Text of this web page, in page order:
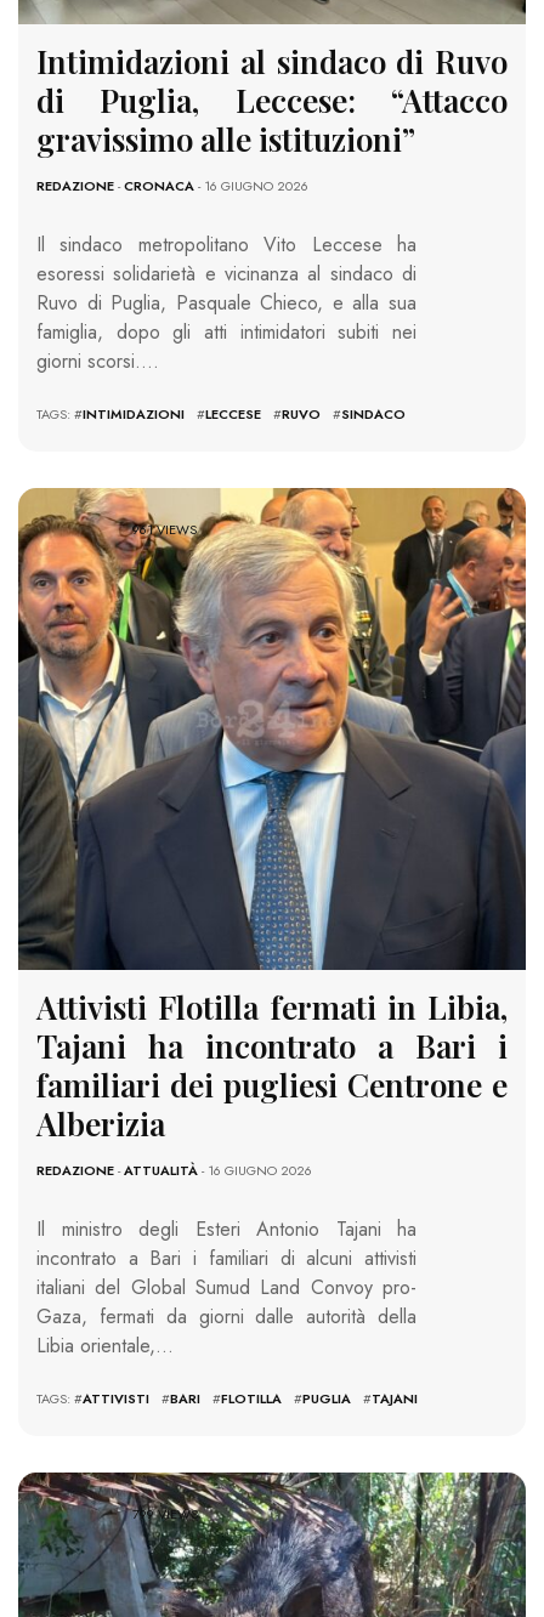
Intimidazioni al sindaco di Ruvo
di Puglia, Leccese: “Attacco
gravissimo alle istituzioni”
REDAZIONE-CRONACA- 16 GIUGNO 2026
Il sindaco metropolitano Vito Leccese ha
esoressi solidarietà e vicinanza al sindaco di
Ruvo di Puglia, Pasquale Chieco, e alla sua
famiglia, dopo gli atti intimidatori subiti nei
giorni scorsi….
TAGS: #INTIMIDAZIONI #LECCESE #RUVO #SINDACO
961 VIEWS
Attivisti Flotilla fermati in Libia,
Tajani ha incontrato a Bari i
familiari dei pugliesi Centrone e
Alberizia
REDAZIONE-ATTUALITÀ- 16 GIUGNO 2026
Il ministro degli Esteri Antonio Tajani ha
incontrato a Bari i familiari di alcuni attivisti
italiani del Global Sumud Land Convoy pro-
Gaza, fermati da giorni dalle autorità della
Libia orientale,…
TAGS: #ATTIVISTI #BARI #FLOTILLA #PUGLIA #TAJANI
799 VIEWS